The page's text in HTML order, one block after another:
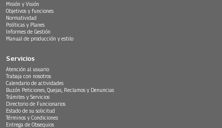
Misión y Visión
Objetivos y funciones
Normatividad
Políticas y Planes
Informes de Gestión
Manual de producción y estilo
Servicios
Atención al usuario
Trabaja con nosotros
Calendario de actividades
Buzón Peticiones, Quejas, Reclamos y Denuncias
Trámites y Servicios
Directorio de Funcionarios
Estado de su solicitud
Términos y Condiciones
Entrega de Obsequios